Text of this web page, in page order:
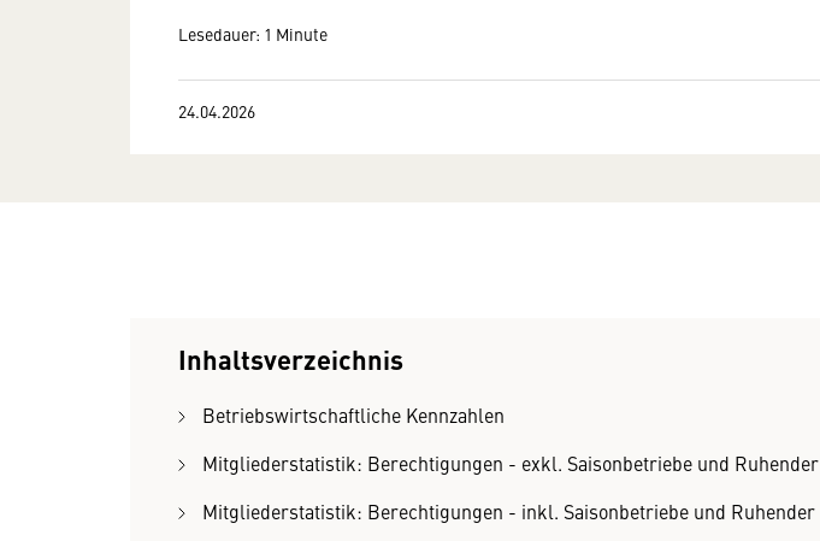
Lesedauer: 1 Minute
24.04.2026
Inhaltsverzeichnis
Betriebswirtschaftliche Kennzahlen
Mitgliederstatistik: Berechtigungen - exkl. Saisonbetriebe und Ruhender
Mitgliederstatistik: Berechtigungen - inkl. Saisonbetriebe und Ruhender